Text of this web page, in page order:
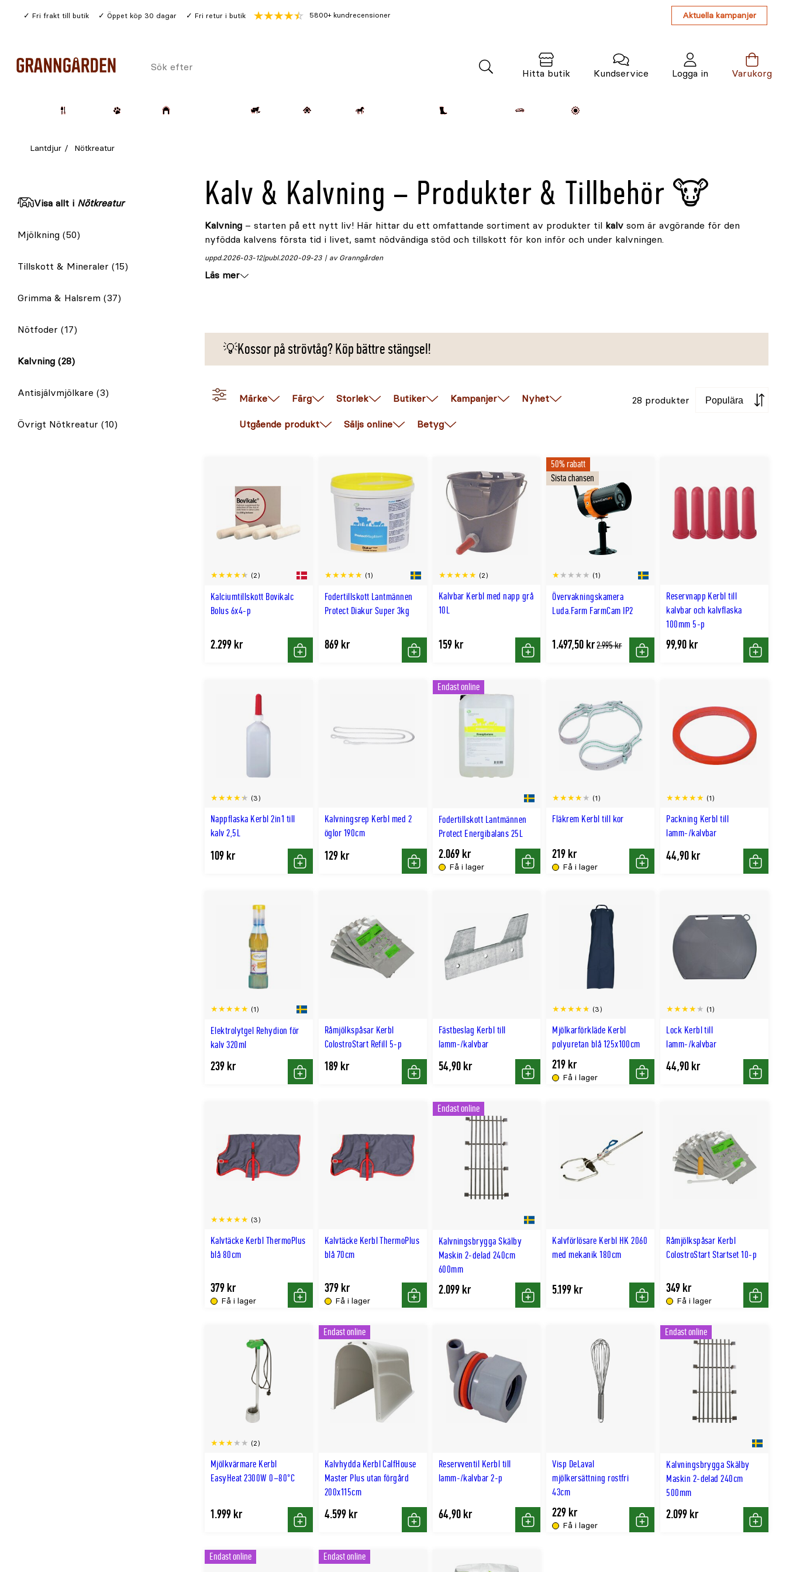
Fri frakt till butik Öppet köp 30 dagar Fri retur i butik 5800+ kundrecensioner Aktuella kampanjer
Sök
Hitta butik Kundservice Logga in Varukorg
Lantdjur Nötkreatur
Kalv & Kalvning – Produkter & Tillbehör 🐮
Kalvning – starten på ett nytt liv! Här hittar du ett omfattande sortiment av produkter til kalv som är avgörande för den
nyfödda kalvens första tid i livet, samt nödvändiga stöd och tillskott för kon inför och under kalvningen.
publ.2020-09-23
uppd.2026-03-12 av Granngården
Läs mer
Visa allt i Nötkreatur
Mjölkning (50)
Tillskott & Mineraler (15)
Grimma & Halsrem (37)
Nötfoder (17)
Kalvning (28)
Antisjälvmjölkare (3)
Övrigt Nötkreatur (10)
💡Kossor på strövtåg? Köp bättre stängsel!
Märke Färg Storlek Butiker Kampanjer Nyhet
Utgående produkt Säljs online Betyg
Sortera
28 produkter
Kalciumtillskott Bovikalc
Bolus 6x4-p
(2)
2.299 kr
Köp
Fodertillskott Lantmännen
Protect Diakur Super 3kg
(1)
869 kr
Köp
Kalvbar Kerbl med napp grå
10L
(2)
159 kr
Köp
Övervakningskamera
Luda.Farm FarmCam IP2
(1)
50% rabatt
Sista chansen
1.497,50 krTidligere
2.995 kr
Köp
Reservnapp Kerbl till
kalvbar och kalvflaska
100mm 5-p
99,90 kr
Köp
Nappflaska Kerbl 2in1 till
kalv 2,5L
(3)
109 kr
Köp
Kalvningsrep Kerbl med 2
öglor 190cm
129 kr
Köp
Fodertillskott Lantmännen
Protect Energibalans 25L
Endast online
Få i lager
2.069 kr
Köp
Fläkrem Kerbl till kor
(1)
Få i lager
219 kr
Köp
Packning Kerbl till
lamm-/kalvbar
(1)
44,90 kr
Köp
Elektrolytgel Rehydion för
kalv 320ml
(1)
239 kr
Köp
Råmjölkspåsar Kerbl
ColostroStart Refill 5-p
189 kr
Köp
Fästbeslag Kerbl till
lamm-/kalvbar
54,90 kr
Köp
Mjölkarförkläde Kerbl
polyuretan blå 125x100cm
(3)
Få i lager
219 kr
Köp
Lock Kerbl till
lamm-/kalvbar
(1)
44,90 kr
Köp
Kalvtäcke Kerbl ThermoPlus
blå 80cm
(3)
Få i lager
379 kr
Köp
Kalvtäcke Kerbl ThermoPlus
blå 70cm
Få i lager
379 kr
Köp
Kalvningsbrygga Skälby
Maskin 2-delad 240cm
600mm
Endast online
2.099 kr
Köp
Kalvförlösare Kerbl HK 2060
med mekanik 180cm
5.199 kr
Köp
Råmjölkspåsar Kerbl
ColostroStart Startset 10-p
Få i lager
349 kr
Köp
Mjölkvärmare Kerbl
EasyHeat 2300W 0–80°C
(2)
1.999 kr
Köp
Kalvhydda Kerbl CalfHouse
Master Plus utan förgård
200x115cm
Endast online
4.599 kr
Köp
Reservventil Kerbl till
lamm-/kalvbar 2-p
64,90 kr
Köp
Visp DeLaval
mjölkersättning rostfri
43cm
Få i lager
229 kr
Köp
Kalvningsbrygga Skälby
Maskin 2-delad 240cm
500mm
Endast online
2.099 kr
Köp
Endast online Endast online